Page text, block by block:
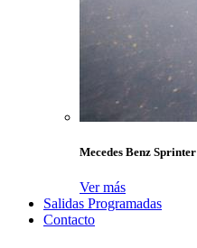
Mecedes Benz Sprinter
Ver más
Salidas Programadas
Contacto